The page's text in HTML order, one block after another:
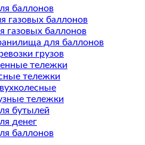
баллонов
газовых баллонов
газовых баллонов
для баллонов
грузов
тележки
тележки
тележки
бутылей
денег
баллонов